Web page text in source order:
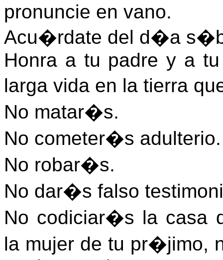
pronuncie en vano.
Acu�rdate del d�a
Honra a tu padre y a
larga vida en la tierra
No matar�s.
No cometer�s adulterio.
No robar�s.
No dar�s falso
No codiciar�s la casa
la mujer de tu pr�jimo,